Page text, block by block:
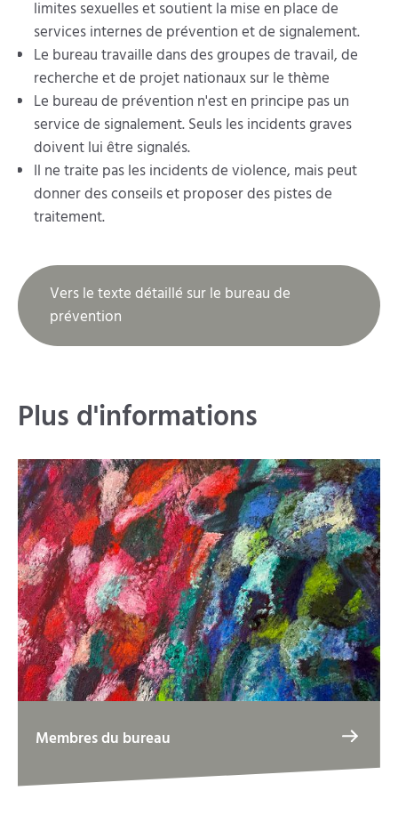
limites sexuelles et soutient la mise en place de
services internes de prévention et de signalement.
Le bureau travaille dans des groupes de travail, de
recherche et de projet nationaux sur le thème
Le bureau de prévention n'est en principe pas un
service de signalement. Seuls les incidents graves
doivent lui être signalés.
Il ne traite pas les incidents de violence, mais peut
donner des conseils et proposer des pistes de
traitement.
Vers le texte détaillé sur le bureau de
prévention
Plus d'informations
Membres du bureau